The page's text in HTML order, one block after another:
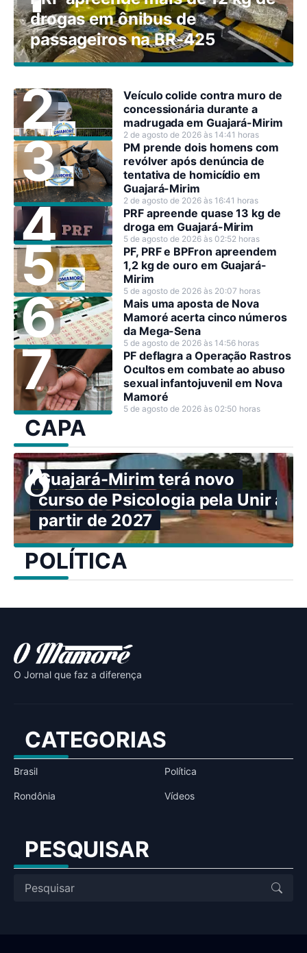
drogas em ônibus de
passageiros na BR-425
Veículo colide contra muro de
concessionária durante a
madrugada em Guajará-Mirim
2 de agosto de 2026 às 14:41 horas
PM prende dois homens com
revólver após denúncia de
tentativa de homicídio em
Guajará-Mirim
2 de agosto de 2026 às 16:41 horas
PRF apreende quase 13 kg de
droga em Guajará-Mirim
5 de agosto de 2026 às 02:52 horas
PF, PRF e BPFron apreendem
1,2 kg de ouro em Guajará-
Mirim
5 de agosto de 2026 às 20:07 horas
Mais uma aposta de Nova
Mamoré acerta cinco números
da Mega-Sena
5 de agosto de 2026 às 14:56 horas
PF deflagra a Operação Rastros
Ocultos em combate ao abuso
sexual infantojuvenil em Nova
Mamoré
5 de agosto de 2026 às 02:50 horas
CAPA
Guajará-Mirim terá novo
curso de Psicologia pela Unir a
partir de 2027
POLÍTICA
O Jornal que faz a diferença
CATEGORIAS
Brasil Política
Rondônia Vídeos
PESQUISAR